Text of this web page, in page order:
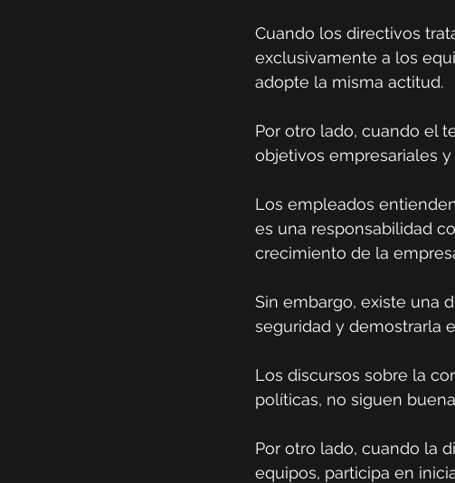
Cuando los directivos
exclusivamente a los
adopte la misma actitud.
Por otro lado, cuando el
objetivos empresariales
Los empleados
es una responsabilidad
crecimiento de la
Sin embargo, existe una
seguridad y demostrarla
Los discursos sobre la
políticas, no siguen
Por otro lado, cuando la
equipos, participa en